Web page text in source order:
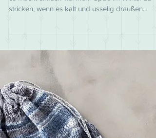
Kuscheliger Poncho mit
Zopfmuster
Ich liebe es zu stricken, egal wann und wo, aber
es macht einfach viel mehr Spaß im Winter zu
stricken, wenn es kalt und usselig draußen...